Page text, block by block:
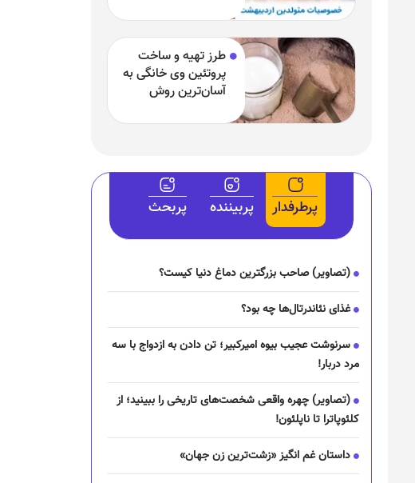
و بارزترین خصوصیت
اردیبهشتی‌ها چیست؟
طرز تهیه و ساخت
پروتئین وی خانگی به
آسان‌ترین روش
پرطرفدار پربیننده پربحث
(تصاویر) صاحب بزرگترین دماغ دنیا کیست؟
غذای نئاندرتال‌ها چه بود؟
سرنوشت عجیب بیوه امیرکبیر؛ تن دادن به ازدواج با سه
مرد دربار!
(تصاویر) چهره واقعی شخصت‌های تاریخی را ببینید؛ از
کلئوپاترا تا ناپلئون!
داستان غم انگیز «زشت‌ترین زن جهان»